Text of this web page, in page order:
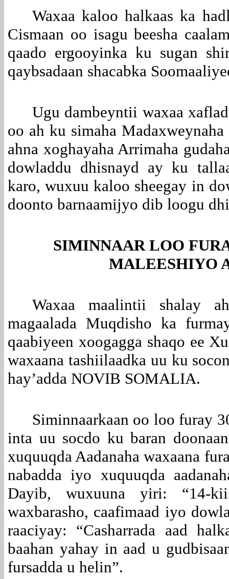
Waxaa kaloo halkaas ka
Cismaan oo isagu beesha
qaado ergooyinka ku sugan
qaybsadaan shacabka
Ugu dambeyntii waxaa
oo ah ku simaha
ahna xoghayaha Arrimaha
dowladdu dhisnayd ay ku
karo, wuxuu kaloo sheegay in
doonto barnaamijyo dib loogu
SIMINNAAR LOO
Waxaa maalintii shalay
magaalada Muqdisho ka
qaabiyeen xoogagga shaqo ee
waxaana tashiilaadka uu ku
hay’adda NOVIB SOMALIA.
Siminnaarkaan oo loo furay
inta uu socdo ku baran
xuquuqda Aadanaha waxaana
nabadda iyo xuquuqda
Dayib, wuxuuna yiri: “14-
waxbarasho, caafimaad iyo
raaciyay: “Casharrada aad
baahan yahay in aad u
fursadda u helin”.